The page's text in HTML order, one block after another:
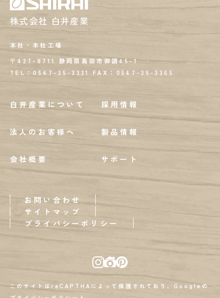
株式会社 白井産業
本社・本社工場
〒427-8711 静岡県島田市御請45-1
TEL：0547-35-3331
FAX： 0547-35-3365
白井産業について
法人のお客様へ
会社概要
採用情報
製品情報
サポート
お問い合わせ
サイトマップ
プライバシーポリシー
このサイトはreCAPTHAによって保護されており、Googleの